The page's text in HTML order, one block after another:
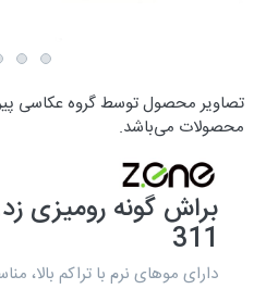
تصاویر محصول توسط گروه عکاسی
محصولات می‌باشد.
311
دارای موهای نرم با تراکم بالا،